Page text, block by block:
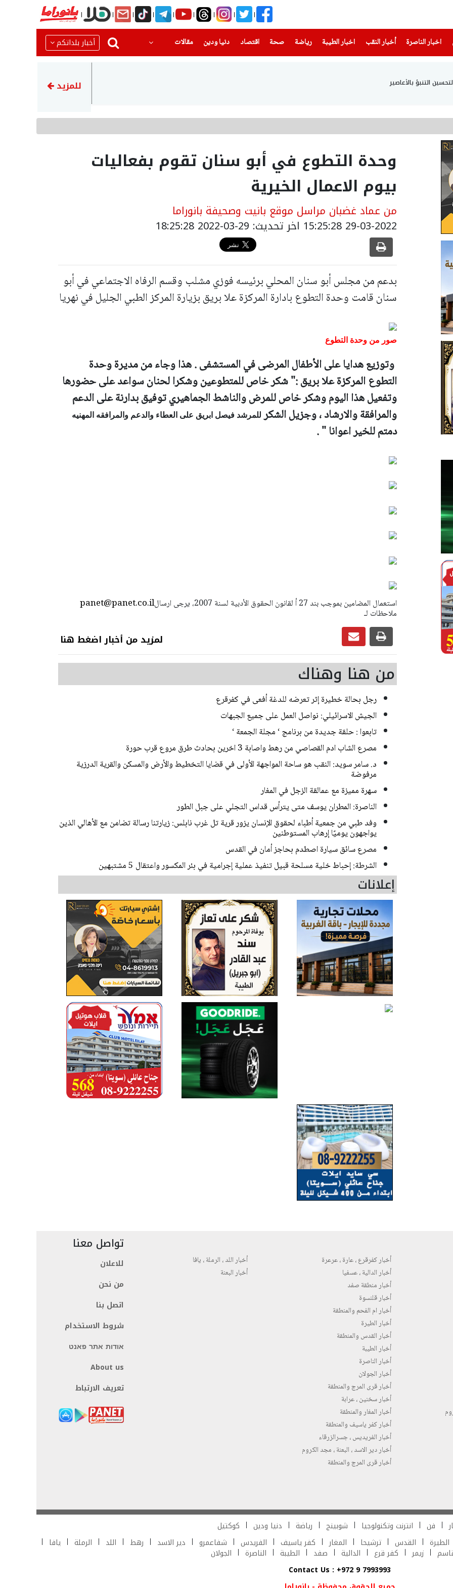
اخبار الناصرة
(current) أخبار النقب اخبار الطيبة(current) رياضة
(current) صحة(current) اقتصاد دنيا ودين
(current) مقالات أخبار بلداتكم
التنبؤ بالأعاصير استطلاع جديد: تراجع حاد في
للمزيد
وحدة التطوع في أبو سنان تقوم بفعاليات
بيوم الاعمال الخيرية
من عماد غضبان مراسل موقع بانيت وصحيفة بانوراما
29-03-2022 15:25:28 اخر تحديث: 29-03-2022 18:25:28
بدعم من مجلس أبو سنان المحلي برئيسه فوزي مشلب وقسم الرفاه الاجتماعي في أبو
سنان قامت وحدة التطوع بادارة المركزة علا بريق بزيارة المركز الطبي الجليل في نهريا
صور من وحدة التطوع
وتوزيع هدايا على الأطفال المرضى في المستشفى . هذا وجاء من مديرة وحدة
التطوع المركزة علا بريق :" شكر خاص للمتطوعين وشكرا لحنان سواعد على حضورها
وتفعيل هذا اليوم وشكر خاص للمرض والناشط الجماهيري توفيق بدارنة على الدعم
والمرافقة والارشاد ، وجزيل الشكر للمرشد فيصل ابريق على العطاء والدعم والمرافقه المهنيه
دمتم للخير اعوانا " .
panet@panet.co.ilاستعمال المضامين بموجب بند 27 أ لقانون الحقوق الأدبية لسنة 2007، يرجى ارسال
ملاحظات لـ
لمزيد من أخبار اضغط هنا
من هنا وهناك
رجل بحالة خطيرة إثر تعرضه للدغة أفعى في كفرقرع
الجيش الاسرائيلي: نواصل العمل على جميع الجبهات
تابعوا : حلقة جديدة من برنامج ‘ مجلة الجمعة ‘
مصرع الشاب ادم القصاصي من رهط واصابة 3 اخرين بحادث طرق مروع قرب حورة
د. سامر سويد: النقب هو ساحة المواجهة الأولى في قضايا التخطيط والأرض والمسكن والقرية الدرزية
مرفوضة
سهرة مميزة مع عمالقة الزجل في المغار
الناصرة: المطران يوسف متى يترأس قداس التجلي على جبل الطور
وفد طبي من جمعية أطباء لحقوق الإنسان يزور قرية تل غرب نابلس: زيارتنا رسالة تضامن مع الأهالي الذين
يواجهون يوميًا إرهاب المستوطنين
مصرع سائق سيارة اصطدم بحاجز أمان في القدس
الشرطة: إحباط خلية مسلحة قبيل تنفيذ عملية إجرامية في بئر المكسور واعتقال 5 مشتبهين
إعلانات
أخبار كفرقرع ، عارة ، عرعرة
أخبار الدالية ، عسفيا
أخبار منطقة صفد
أخبار قلنسوة
أخبار ام الفحم والمنطقة
أخبار الطيرة
أخبار القدس والمنطقة
أخبار الطيبة
أخبار الناصرة
أخبار الجولان
أخبار قرى المرج والمنطقة
أخبار سخنين ، عرابة
أخبار المغار والمنطقة
أخبار كفر ياسيف والمنطقة
أخبار الفريديس ، جسرالزرقاء
أخبار دير الاسد ، البعنة ، مجد الكروم
أخبار قرى المرج والمنطقة
أخبار اللد ، الرملة ، يافا
أخبار البعنة
تواصل معنا
للاعلان
من نحن
اتصل بنا
شروط الاستخدام
אודות אתר פאנט
About us
تعريف الارتباط
فن انترنت وتكنولوجيا شوبينج رياضة دنيا ودين
كوكتيل
الطيرة القدس ترشيحا المغار كفر ياسيف الفريدس شفاعمرو دير الاسد رهط اللد الرملة يافا
زيمر كفر قرع الدالية صفد الطيبة الناصرة
الجولان
Contact Us : +972 9 7993993